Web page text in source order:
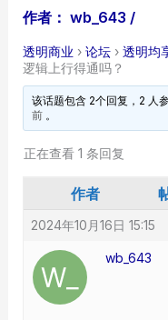
作者： wb_643 /
透明商业 › 论坛 › 透明均
逻辑上行得通吗？
该话题包含 2个回复，2 人
前 。
正在查看 1 条回复
作者
2024年10月16日 15:15
wb_643